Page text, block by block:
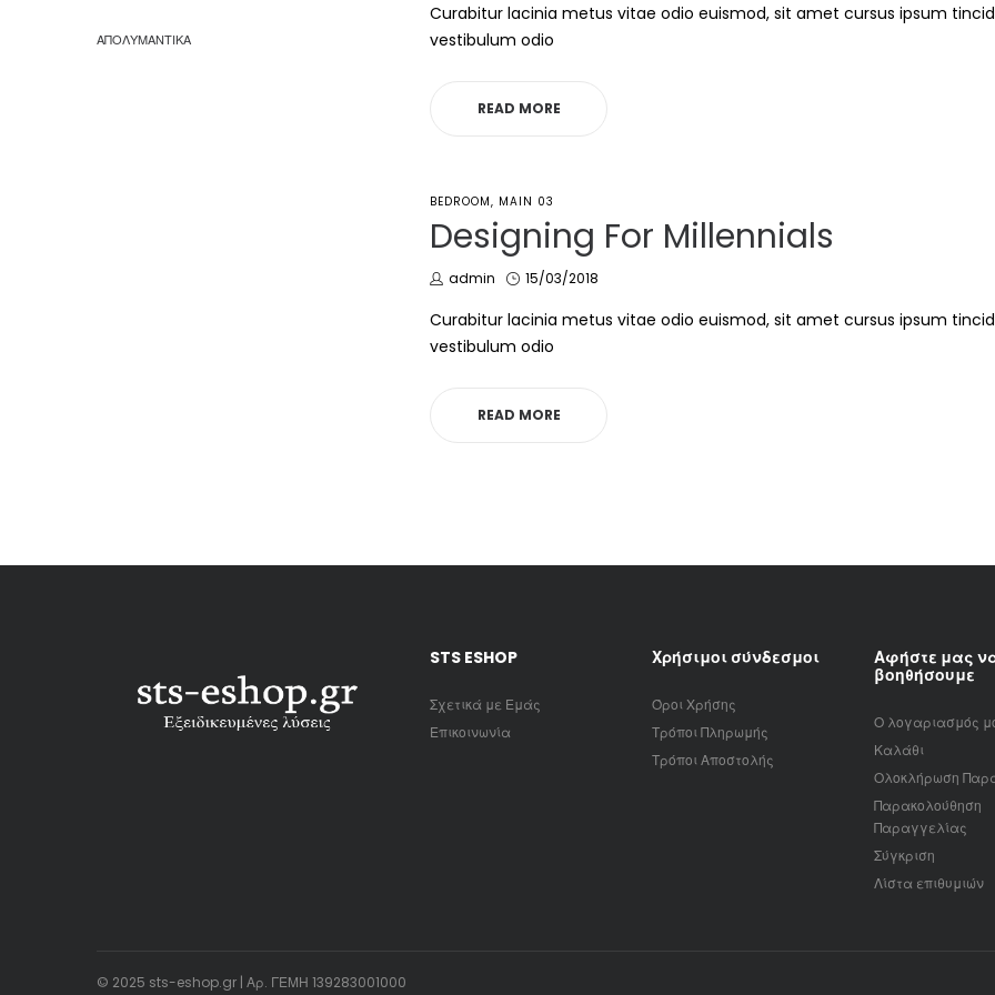
Curabitur lacinia metus vitae odio euismod, sit amet cursus ipsum
vestibulum odio
READ MORE
POSTED
BEDROOM MAIN 03
Designing For Millennials
by
admin
Posted
15/03/2018
Curabitur lacinia metus vitae odio euismod, sit amet cursus ipsum
vestibulum odio
READ MORE
ΑΠΟΛΥΜΑΝΤΙΚΑ
STS ESHOP
Σχετικά με Εμάς
Επικοινωνία
Χρήσιμοι σύνδεσμοι
Όροι Χρήσης
Τρόποι Πληρωμής
Τρόποι Αποστολής
Αφήστε μας
βοηθήσουμε
Ο λογαριασμός
Καλάθι
Ολοκλήρωση
Παρακολούθηση
Παραγγελίας
Σύγκριση
Λίστα επιθυμιών
© 2025 sts-eshop.gr | Αρ. ΓΕΜΗ 139283001000